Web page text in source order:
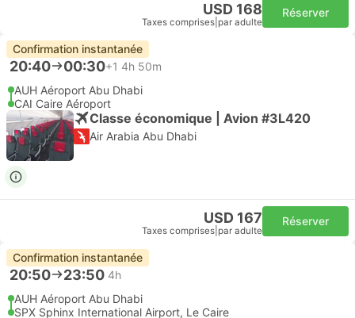
USD 168
Taxes comprises par adulte
Réserver
Confirmation instantanée
20:40 00:30+1 4h 50m
AUH Aéroport Abu Dhabi
CAI Caire Aéroport
Classe économique | Avion #3L420
Air Arabia Abu Dhabi
USD 167
Taxes comprises par adulte
Réserver
Confirmation instantanée
20:50 23:50 4h
AUH Aéroport Abu Dhabi
SPX Sphinx International Airport, Le Caire